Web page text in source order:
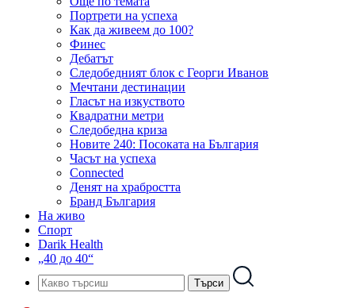
Портрети на успеха
Как да живеем до 100?
Финес
Дебатът
Следобедният блок с Георги Иванов
Мечтани дестинации
Гласът на изкуството
Квадратни метри
Следобедна криза
Новите 240: Посоката на България
Часът на успеха
Connected
Денят на храбростта
Бранд България
На живо
Спорт
Darik Health
„40 до 40“